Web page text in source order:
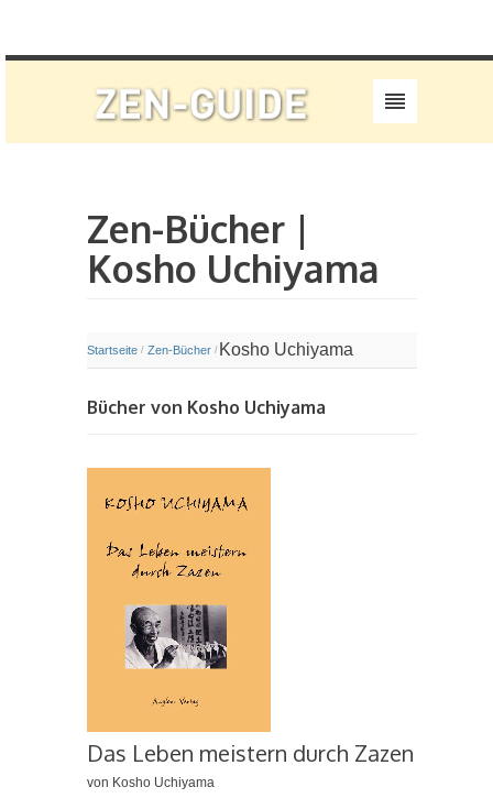
Zen-Bücher |
Kosho Uchiyama
Startseite / Zen-Bücher / Kosho Uchiyama
Bücher von Kosho Uchiyama
Das Leben meistern durch Zazen
von Kosho Uchiyama